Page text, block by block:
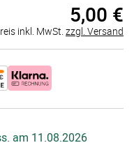
5,00 €
inkl. MwSt. zzgl. Versand
am 11.08.2026